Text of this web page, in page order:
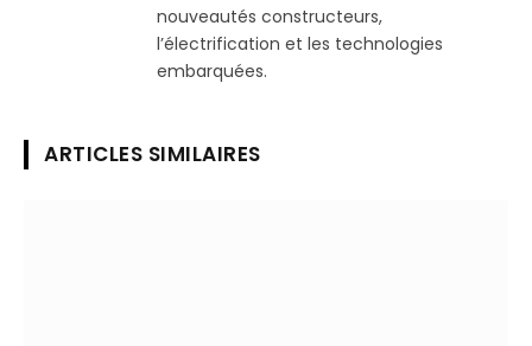
nouveautés constructeurs,
l’électrification et les technologies
embarquées.
ARTICLES SIMILAIRES